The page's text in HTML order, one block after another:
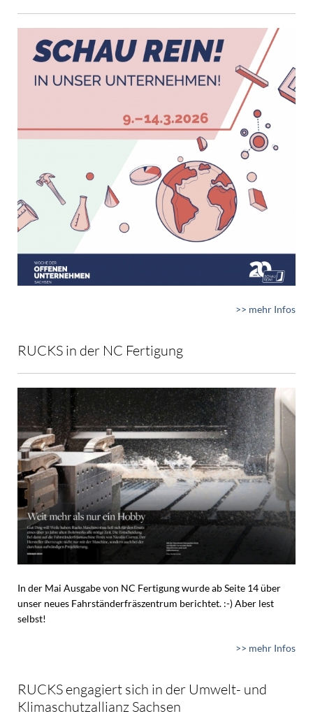
>> mehr Infos
RUCKS in der NC Fertigung
In der Mai Ausgabe von NC Fertigung wurde ab Seite 14 über
unser neues Fahrständerfräszentrum berichtet. :-) Aber lest
selbst!
>> mehr Infos
RUCKS engagiert sich in der Umwelt- und
Klimaschutzallianz Sachsen